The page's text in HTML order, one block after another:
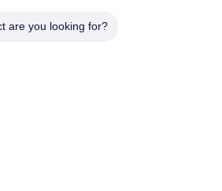
are you looking for?